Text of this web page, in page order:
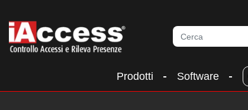
Prodotti Software